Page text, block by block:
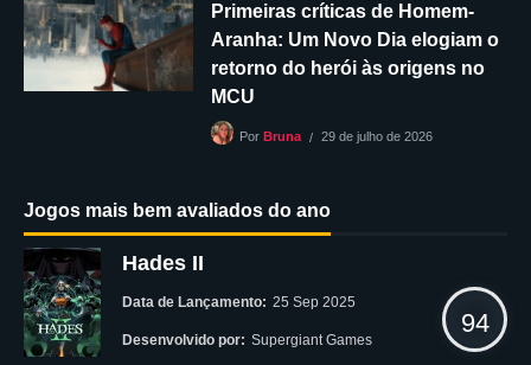
Primeiras críticas de Homem-
Aranha: Um Novo Dia elogiam o
retorno do herói às origens no
MCU
Por Bruna 29 de julho de 2026
Jogos mais bem avaliados do ano
Hades II
Data de Lançamento: 25 Sep 2025
Desenvolvido por: Supergiant Games
94